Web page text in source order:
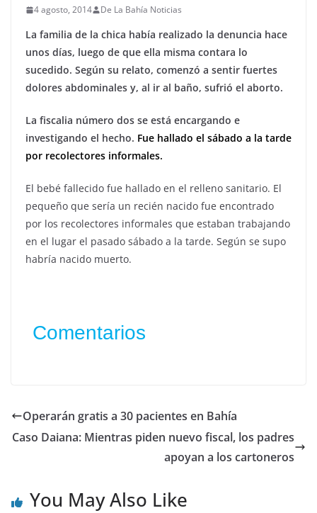
4 agosto, 2014 De La Bahía Noticias
La familia de la chica había realizado la denuncia hace
unos días, luego de que ella misma contara lo
sucedido. Según su relato, comenzó a sentir fuertes
dolores abdominales y, al ir al baño, sufrió el aborto.
La fiscalia número dos se está encargando e
investigando el hecho. Fue hallado el sábado a la tarde
por recolectores informales.
El bebé fallecido fue hallado en el relleno sanitario. El
pequeño que sería un recién nacido fue encontrado
por los recolectores informales que estaban trabajando
en el lugar el pasado sábado a la tarde. Según se supo
habría nacido muerto.
Comentarios
Operarán gratis a 30 pacientes en Bahía
Caso Daiana: Mientras piden nuevo fiscal, los padres
apoyan a los cartoneros
You May Also Like